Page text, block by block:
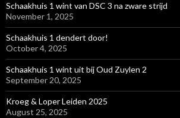
Schaakhuis 1 wint van DSC 3 na zware strijd
November 1, 2025
Schaakhuis 1 dendert door!
October 4, 2025
Schaakhuis 1 wint uit bij Oud Zuylen 2
September 20, 2025
Kroeg & Loper Leiden 2025
August 25, 2025